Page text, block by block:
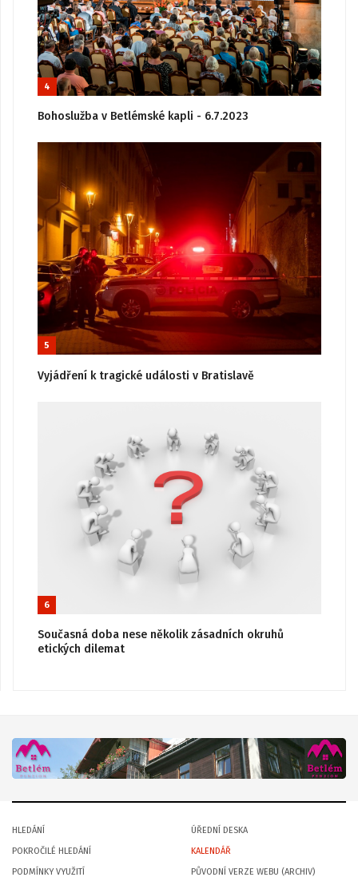
4
Bohoslužba v Betlémské kapli - 6.7.2023
5
Vyjádření k tragické události v Bratislavě
6
Současná doba nese několik zásadních okruhů
etických dilemat
HLEDÁNÍ
POKROČILÉ HLEDÁNÍ
PODMÍNKY VYUŽITÍ
ÚŘEDNÍ DESKA
KALENDÁŘ
PŮVODNÍ VERZE WEBU (ARCHIV)